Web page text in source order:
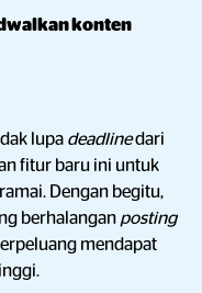
konten
lupa deadlinedari
fitur baru ini untuk
Dengan begitu,
berhalangan posting
mendapat